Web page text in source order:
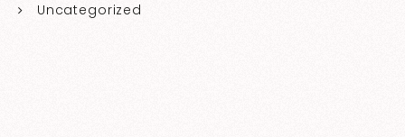
Uncategorized